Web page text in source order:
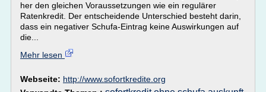
her den gleichen Voraussetzungen wie ein regulärer
Ratenkredit. Der entscheidende Unterschied besteht darin,
dass ein negativer Schufa-Eintrag keine Auswirkungen auf
die...
Mehr lesen
Webseite: http://www.sofortkredite.org